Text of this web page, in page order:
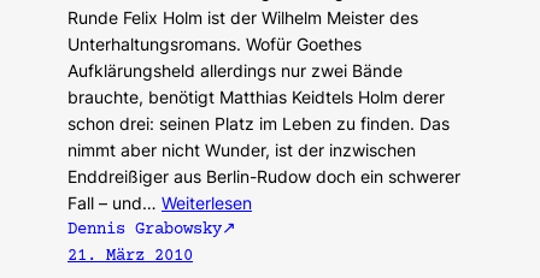
Runde Felix Holm ist der Wilhelm Meister des
Unterhaltungsromans. Wofür Goethes
Aufklärungsheld allerdings nur zwei Bände
brauchte, benötigt Matthias Keidtels Holm derer
schon drei: seinen Platz im Leben zu finden. Das
nimmt aber nicht Wunder, ist der inzwischen
Enddreißiger aus Berlin-Rudow doch ein schwerer
Fall – und… Weiterlesen
Dennis Grabowsky
21. März 2010